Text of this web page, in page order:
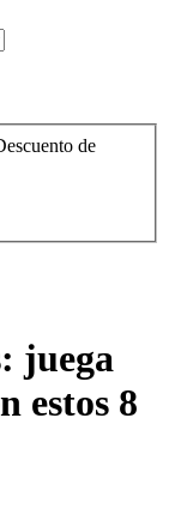
de
juega
estos 8